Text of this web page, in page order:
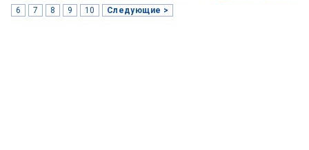
6
7 8 9 10 Следующие >